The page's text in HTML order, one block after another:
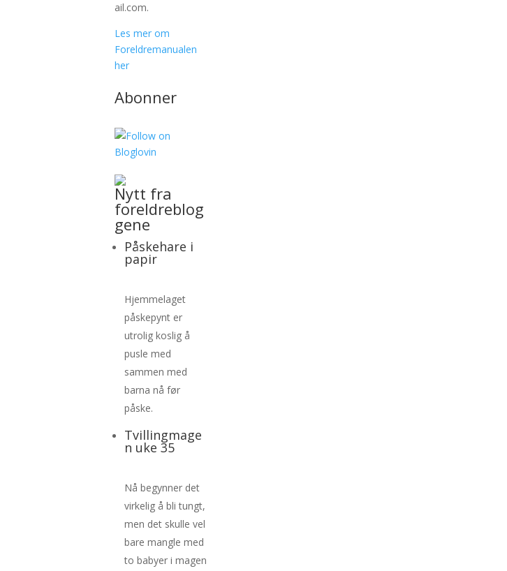
ail.com.
Les mer om
Foreldremanualen
her
Abonner
Nytt fra
foreldreblog
gene
Påskehare i
papir
Hjemmelaget
påskepynt er
utrolig koslig å
pusle med
sammen med
barna nå før
påske.
Tvillingmage
n uke 35
Nå begynner det
virkelig å bli tungt,
men det skulle vel
bare mangle med
to babyer i magen